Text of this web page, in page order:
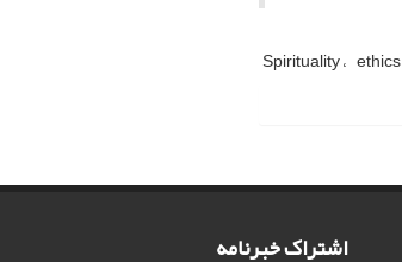
Spirituality ethics
اشتراک خبرنامه